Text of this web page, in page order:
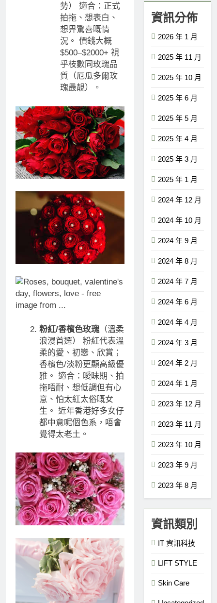
勢） 適合：正式
拍拖、想表白、
想畀驚喜嘅情
況。 價錢大概
$500–$2000+ 視
乎枝數同玫瑰品
質（厄瓜多爾玫
瑰最靚）。
粉紅/香檳色玫瑰（溫柔
浪漫首選） 粉紅代表溫
柔的愛、初戀、欣賞；
香檳色/淡粉更顯高級優
雅。 適合：曖昧期、拍
拖唔耐、想低調但有心
意、怕太紅太俗嘅女
生。 近年香港好多女仔
都中意呢個色系，唔會
覺得太老土。
資訊分佈
2026 年 1 月
2025 年 11 月
2025 年 10 月
2025 年 6 月
2025 年 5 月
2025 年 4 月
2025 年 3 月
2025 年 1 月
2024 年 12 月
2024 年 10 月
2024 年 9 月
2024 年 8 月
2024 年 7 月
2024 年 6 月
2024 年 4 月
2024 年 3 月
2024 年 2 月
2024 年 1 月
2023 年 12 月
2023 年 11 月
2023 年 10 月
2023 年 9 月
2023 年 8 月
資訊類別
IT 資訊科技
LIFT STYLE
Skin Care